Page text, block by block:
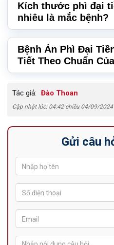
Kích thước phì đại
nhiêu là mắc bệnh?
Bệnh Án Phì Đại
Tiết Theo Chuẩn
Tác giả: Đào Thoan
Cập nhật lúc: 04:42 chiều 04/09/2024
Gửi câu